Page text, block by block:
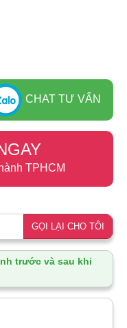
CHAT TƯ VẤN
TPHCM
GỌI LẠI CHO TÔI
trước và sau khi